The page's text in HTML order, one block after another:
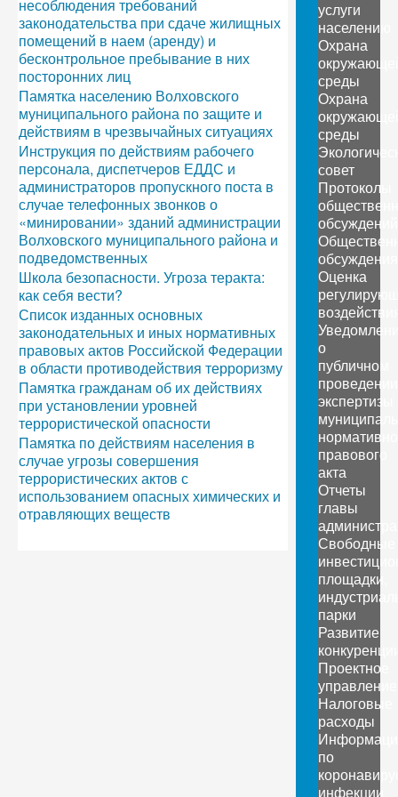
несоблюдения требований
законодательства при сдаче жилищных
помещений в наем (аренду) и
бесконтрольное пребывание в них
посторонних лиц
Памятка населению Волховского
муниципального района по защите и
действиям в чрезвычайных ситуациях
Инструкция по действиям рабочего
персонала, диспетчеров ЕДДС и
администраторов пропускного поста в
случае телефонных звонков о
«минировании» зданий администрации
Волховского муниципального района и
подведомственных
Школа безопасности. Угроза теракта:
как себя вести?
Список изданных основных
законодательных и иных нормативных
правовых актов Российской Федерации
в области противодействия терроризму
Памятка гражданам об их действиях
при установлении уровней
террористической опасности
Памятка по действиям населения в
случае угрозы совершения
террористических актов с
использованием опасных химических и
отравляющих веществ
услуги
населению
Охрана
среды
Охрана
среды
совет
Протоколы
обсуждений
обсуждения
Оценка
о
публичном
проведении
экспертизы
правового
акта
Отчеты
главы
Свободные
площадки,
парки
Развитие
Проектное
управление
Налоговые
расходы
по
инфекции